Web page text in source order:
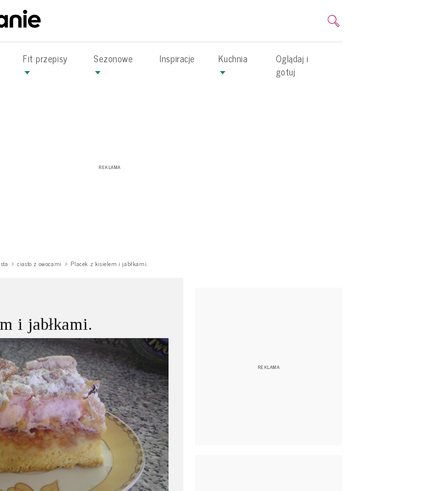
Fit przepisy Sezonowe Inspiracje Kuchnia
Oglądaj i
gotuj
ciasto z owocami Placek z kisielem i jabłkami.
i jabłkami.